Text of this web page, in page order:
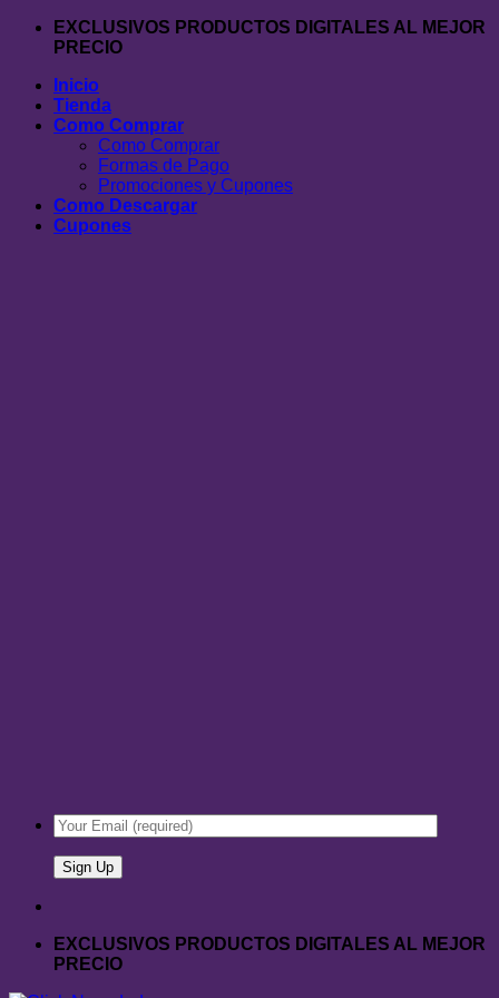
Saltar
EXCLUSIVOS PRODUCTOS DIGITALES AL MEJOR
PRECIO
Inicio
Tienda
Como Comprar
Como Comprar
Formas de Pago
Promociones y Cupones
Como Descargar
Cupones
EXCLUSIVOS PRODUCTOS DIGITALES AL MEJOR
PRECIO